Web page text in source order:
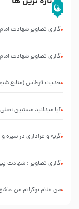
گالری تصاویر شهادت
گالری تصاویر شهادت
حدیث قرطاس (منابع
آیا میدانید مسبّبین
گریه و عزاداری در سیره
گالری تصاویر : شهادت